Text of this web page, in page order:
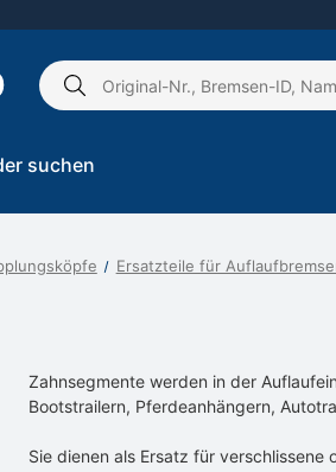
Schlagwort
suchen
Ersatzteile für
Zahnsegmente werden in der
Bootstrailern, Pferdeanhängern,
Sie dienen als Ersatz für